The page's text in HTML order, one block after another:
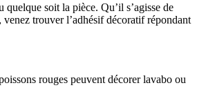
soit la pièce. Qu’il s’agisse de
trouver l’adhésif décoratif répondant
rouges peuvent décorer lavabo ou